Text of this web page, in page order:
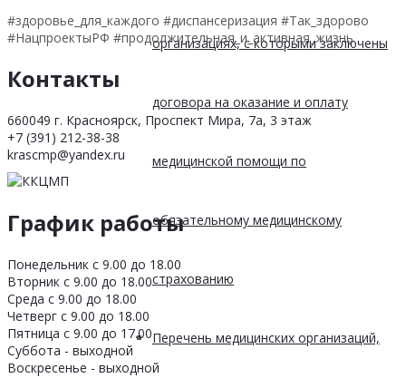
организациях, с которыми заключены
договора на оказание и оплату
медицинской помощи по
обязательному медицинскому
страхованию
Перечень медицинских организаций,
#здоровье_для_каждого #диспансеризация #Так_здорово
#НацпроектыРФ #продолжительная_и_активная_жизнь
Контакты
660049 г. Красноярск, Проспект Мира, 7а, 3 этаж
+7 (391) 212-38-38
krascmp@yandex.ru
График работы
Понедельник с 9.00 до 18.00
Вторник с 9.00 до 18.00
Среда с 9.00 до 18.00
Четверг с 9.00 до 18.00
Пятница с 9.00 до 17.00
Суббота - выходной
Воскресенье - выходной